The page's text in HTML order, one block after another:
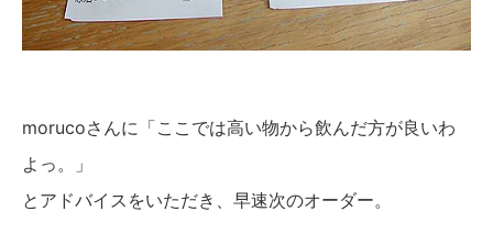
morucoさんに「ここでは高い物から飲んだ方が良いわ
よっ。」
とアドバイスをいただき、早速次のオーダー。